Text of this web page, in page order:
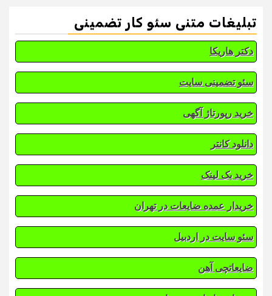
تبلیغات متنی سئو کار تضمینی
دکتر هاریکا
سئو تضمینی سایت
خرید رپورتاژ آگهی
دانلود کانتر
خرید بک لینک
خریدار عمده ضایعات در تهران
سئو سایت در اردبیل
ضایعاتچی آهن